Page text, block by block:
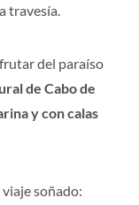
travesía.
del paraíso
de Cabo de
y con calas
soñado: